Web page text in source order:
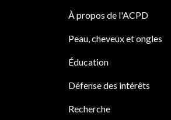
À propos de l'ACPD
Peau, cheveux et ongles
Éducation
Défense des intérêts
Recherche